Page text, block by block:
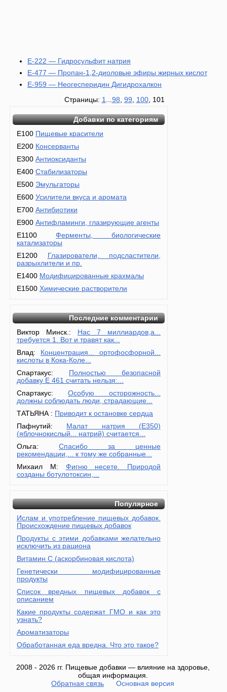
E-222 — Гидросульфит натрия
E-477 — Пропан-1,2-диоловые эфиры жирных кислот
E-959 — Неогесперидин Дигидрохалкон
Страницы: 1...98, 99, 100, 101
Добавки по категориям
E100 Пищевые красители
E200 Консерванты
E300 Антиоксиданты
E400 Стабилизаторы
E500 Эмульгаторы
E600 Усилители вкуса и аромата
E700 Антибиотики
E900 Антифламинги, глазирующие агенты
E1100 Ферменты, биологические
катализаторы
E1200
Глазирователи, подсластители,
разрыхлители и пр.
E1400 Модифицированные крахмалы
E1500 Химические растворители
Последние комментарии
Виктор Минск.:
Нас 7 миллиардов,а...
требуется 1. Вот и травят как...
Влад:
Концентрация... ортофосфорной...
кислоты в Кока-Коле...
Спартакус:
Полностью безопасной
добавку Е 461 считать нельзя:...
Спартакус: Особую осторожность...
должны соблюдать люди, страдающие...
ТАТЬЯНА : Приводит к остановке сердца
Пафнутий:
Малат натрия (E350)
(яблочнокислый... натрий) считается...
Ольга: Спасибо за ценные
рекомендации,... к тому же собранные...
Михаил М: Фигню несете. Природой
созданы ботулотоксин,...
Популярное
Ислам и употребление пищевых добавок.
Происхождение пищевых добавок
Продукты с этими добавками желательно
исключить из рациона
Витамин С (аскорбиновая кислота)
Генетически модифицированные
продукты
Список вредных пищевых добавок с
описанием
Какие продукты содержат ГМО и как это
узнать?
Ароматизаторы
Обработанная еда вредна. Что это такое?
2008 - 2026 гг. Пищевые добавки — влияние на здоровье,
общая информация.
Обратная связь
Основная версия